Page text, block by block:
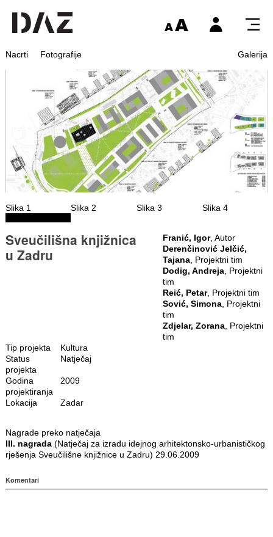
Nacrti Fotografije Galerija
Slika 1 Slika 2 Slika 3 Slika 4
Sveučilišna knjižnica
u Zadru
Franić, Igor, Autor
Derenčinović Jelčić,
Tajana , Projektni tim
Dodig, Andreja , Projektni
tim
Reić, Petar, Projektni tim
Sović, Simona , Projektni
tim
Zdjelar, Zorana , Projektni
tim
Tip projekta
Kultura
Status
projekta
Natječaj
Godina
projektiranja
2009
Lokacija Zadar
Nagrade preko natječaja
III. nagrada(Natječaj za izradu idejnog arhitektonsko-urbanističkog
rješenja Sveučilišne knjižnice u Zadru) 29.06.2009
Komentari